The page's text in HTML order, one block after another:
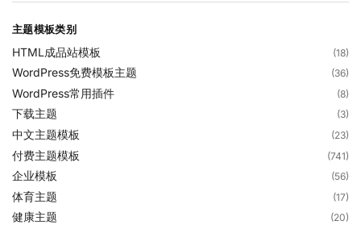
主题模板类别
HTML成品站模板 (18)
WordPress免费模板主题 (36)
WordPress常用插件 (8)
下载主题 (3)
中文主题模板 (23)
付费主题模板 (741)
企业模板 (56)
体育主题 (17)
健康主题 (20)